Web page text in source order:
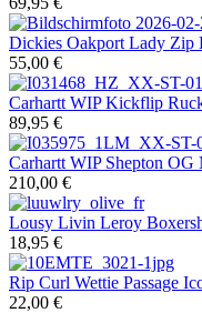
Dickies Oakport Lady Zip
55,00 €
Carhartt WIPKickflip
89,95 €
Carhartt WIPShepton OG
210,00 €
Lousy Livin Leroy
18,95 €
Rip Curl Wettie Passage
22,00 €